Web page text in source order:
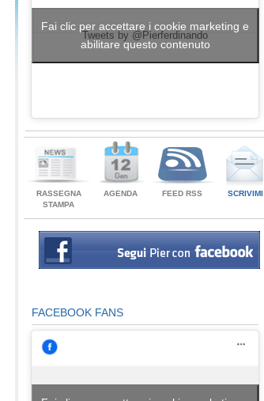
Tweets by @Pierferdinando
Fai clic per accettare i cookie marketing e
abilitare questo contenuto
RASSEGNA
STAMPA
AGENDA FEED RSS SCRIVIMI
FACEBOOK FANS